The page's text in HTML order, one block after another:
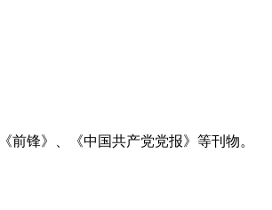
锋》、《中国共产党党报》等刊物。